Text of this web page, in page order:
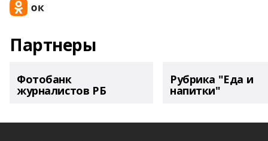
Партнеры
Фотобанк
журналистов РБ
Рубрика "Еда и
напитки"